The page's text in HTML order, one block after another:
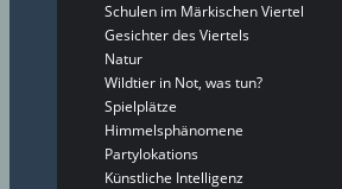
Schulen im Märkischen Viertel
Gesichter des Viertels
Natur
Wildtier in Not, was tun?
Spielplätze
Himmelsphänomene
Partylokations
Künstliche Intelligenz